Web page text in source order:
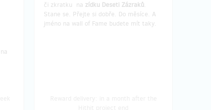
či zkratku na zídku Deseti Zázraků.
Stane se. Přejte si dobře. Do měsíce. A
jméno na wall of Fame budete mít taky.